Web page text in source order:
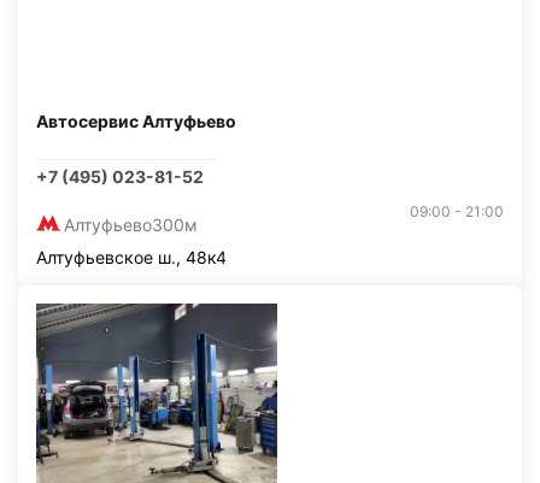
Автосервис Алтуфьево
+7 (495) 023-81-52
Алтуфьево300м
09:00 - 21:00
Алтуфьевское ш., 48к4